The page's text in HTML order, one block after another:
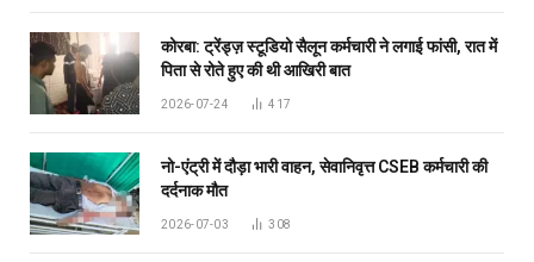
कोरबा: ट्रेंड्ज़ स्टूडियो सैलून कर्मचारी ने लगाई फांसी, रात में
पिता से रोते हुए की थी आखिरी बात
2026-07-24 417
नो-एंट्री में दौड़ा भारी वाहन, सेवानिवृत्त CSEB कर्मचारी की
दर्दनाक मौत
2026-07-03 308